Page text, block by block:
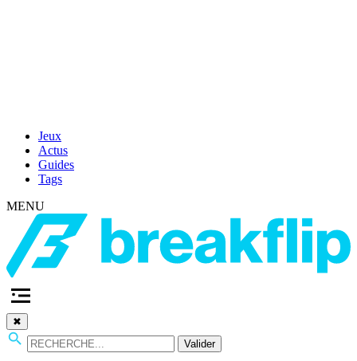
Jeux
Actus
Guides
Tags
MENU
✖
Valider